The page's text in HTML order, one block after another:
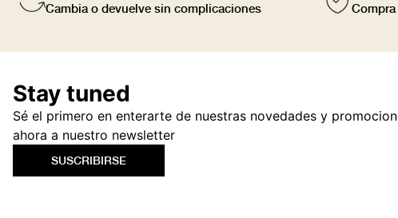
Cambia o devuelve sin complicaciones
Stay tuned
Sé el primero en enterarte de nuestras novedades y
ahora a nuestro newsletter
SUSCRIBIRSE